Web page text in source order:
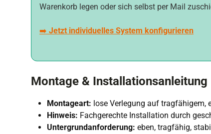
Warenkorb legen oder sich selbst per Mail
➡️ Jetzt individuelles System konfigurieren
Montage & Installationsanleitung
Montageart: lose Verlegung auf tragfähigem,
Hinweis: Fachgerechte Installation durch
Untergrundanforderung: eben, tragfähig,